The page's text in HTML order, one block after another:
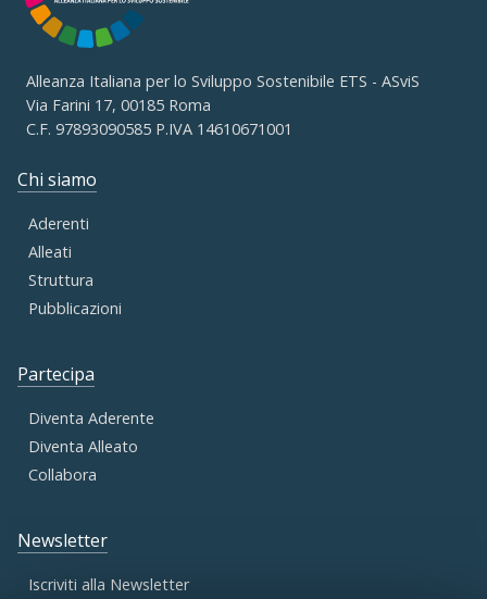
Alleanza Italiana per lo Sviluppo Sostenibile ETS - ASviS
Via Farini 17, 00185 Roma
C.F. 97893090585 P.IVA 14610671001
Chi siamo
Aderenti
Alleati
Struttura
Pubblicazioni
Partecipa
Diventa Aderente
Diventa Alleato
Collabora
Newsletter
Iscriviti alla Newsletter